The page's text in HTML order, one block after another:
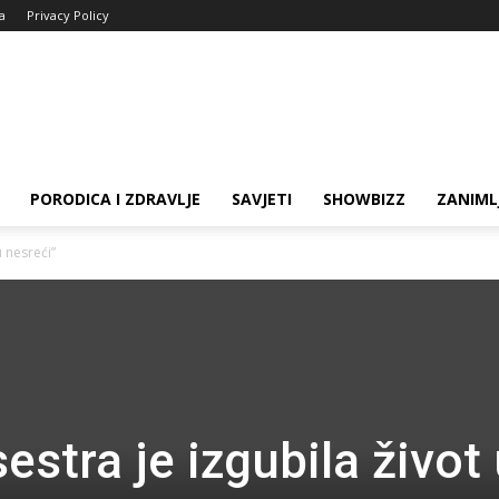
Privacy Policy
PORODICA I ZDRAVLJE SAVJETI SHOWBIZZ
je izgubila život